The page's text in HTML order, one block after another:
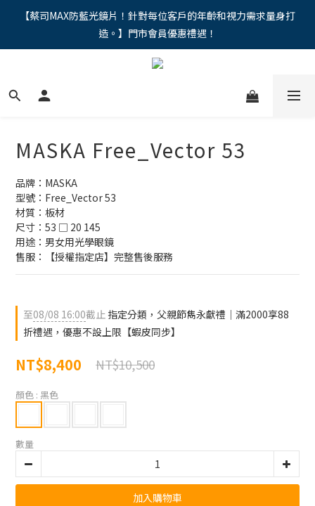
"馬年新章續寫，視界品味進階，限時禮遇 9 折無上限，12期分期
免手續費。。
【蔡司MAX防藍光鏡片！針對每位客戶的年齡和視力需求量身打
造。】門市會員優惠禮遇！
"馬年新章續寫，視界品味進階，限時禮遇 9 折無上限，12期分期
MASKA Free_Vector 53
品牌：MASKA
型號：Free_Vector 53
材質：板材
尺寸：53 □ 20 145
用途：男女用光學眼鏡
售服：【授權指定店】完整售後服務
至08/08 16:00截止 指定分類，父親節雋永獻禮｜滿2000享88
折禮遇，優惠不設上限【蝦皮同步】
NT$8,400 NT$10,500
顏色 : 黑色
數量
加入購物車